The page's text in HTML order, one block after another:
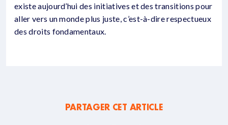
existe aujourd’hui des initiatives et des transitions pour
aller vers un monde plus juste, c’est-à-dire respectueux
des droits fondamentaux.
PARTAGER CET ARTICLE